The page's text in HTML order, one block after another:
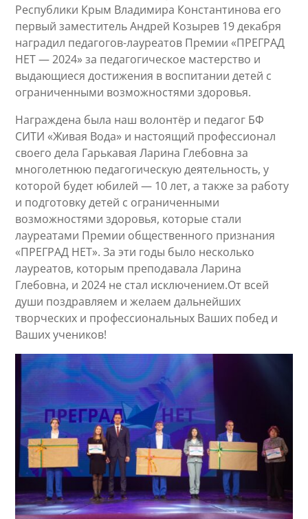
Республики Крым Владимира Константинова его
первый заместитель Андрей Козырев 19 декабря
наградил педагогов-лауреатов Премии «ПРЕГРАД
НЕТ — 2024» за педагогическое мастерство и
выдающиеся достижения в воспитании детей с
ограниченными возможностями здоровья.
Награждена была наш волонтёр и педагог БФ
СИТИ «Живая Вода» и настоящий профессионал
своего дела Гарькавая Ларина Глебовна за
многолетнюю педагогическую деятельность, у
которой будет юбилей — 10 лет, а также за работу
и подготовку детей с ограниченными
возможностями здоровья, которые стали
лауреатами Премии общественного признания
«ПРЕГРАД НЕТ». За эти годы было несколько
лауреатов, которым преподавала Ларина
Глебовна, и 2024 не стал исключением.От всей
души поздравляем и желаем дальнейших
творческих и профессиональных Ваших побед и
Ваших учеников!